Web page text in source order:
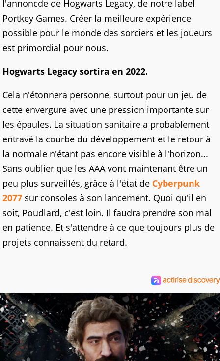
l'annoncde de Hogwarts Legacy, de notre label
Portkey Games. Créer la meilleure expérience
possible pour le monde des sorciers et les joueurs
est primordial pour nous.
Hogwarts Legacy sortira en 2022.
Cela n'étonnera personne, surtout pour un jeu de
cette envergure avec une pression importante sur
les épaules. La situation sanitaire a probablement
entravé la courbe du développement et le retour à
la normale n'étant pas encore visible à l'horizon...
Sans oublier que les AAA vont maintenant être un
peu plus surveillés, grâce à l'état de Cyberpunk
2077 sur consoles à son lancement. Quoi qu'il en
soit, Poudlard, c'est loin. Il faudra prendre son mal
en patience. Et s'attendre à ce que toujours plus de
projets connaissent du retard.